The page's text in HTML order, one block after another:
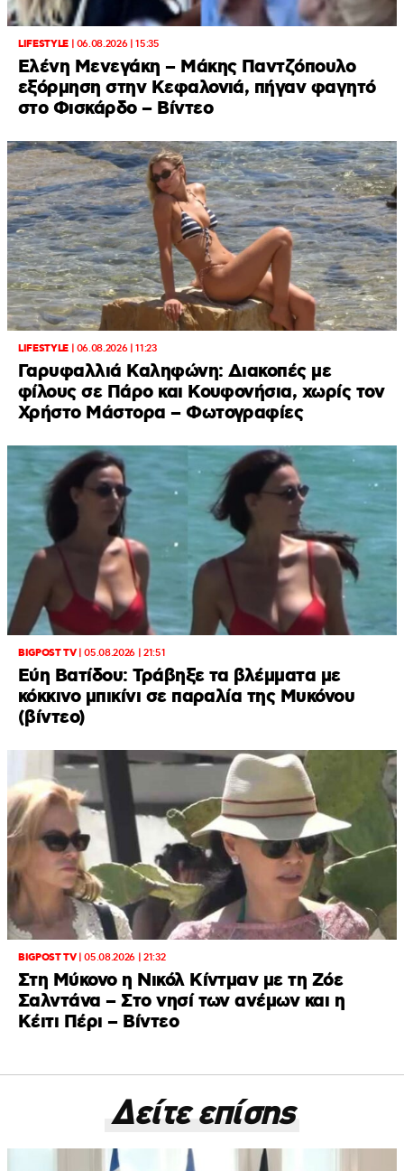
LIFESTYLE| 06.08.2026 | 15:35
Ελένη Μενεγάκη – Μάκης Παντζόπουλο
εξόρμηση στην Κεφαλονιά, πήγαν φαγητό
στο Φισκάρδο – Βίντεο
LIFESTYLE| 06.08.2026 | 11:23
Γαρυφαλλιά Καληφώνη: Διακοπές με
φίλους σε Πάρο και Κουφονήσια, χωρίς τον
Χρήστο Μάστορα – Φωτογραφίες
BIGPOST TV|05.08.2026 | 21:51
Εύη Βατίδου: Τράβηξε τα βλέμματα με
κόκκινο μπικίνι σε παραλία της Μυκόνου
(βίντεο)
BIGPOST TV|05.08.2026 | 21:32
Στη Μύκονο η Νικόλ Κίντμαν με τη Ζόε
Σαλντάνα – Στο νησί των ανέμων και η
Κέιτι Πέρι – Βίντεο
Δείτε επίσης